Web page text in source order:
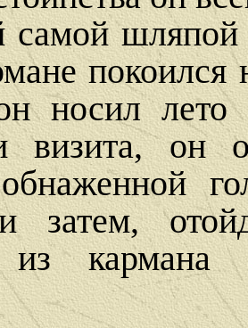
самой
носил
визита, он
затем,
из кармана